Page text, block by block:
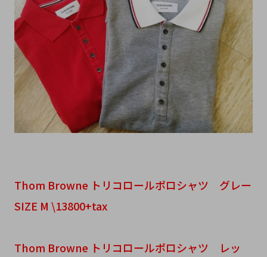
Thom Browne トリコロールポロシャツ グレー
SIZE M \13800+tax
Thom Browne トリコロールポロシャツ レッ